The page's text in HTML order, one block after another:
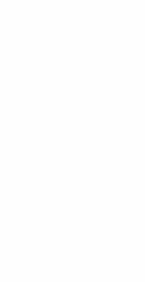
paysages
du
des